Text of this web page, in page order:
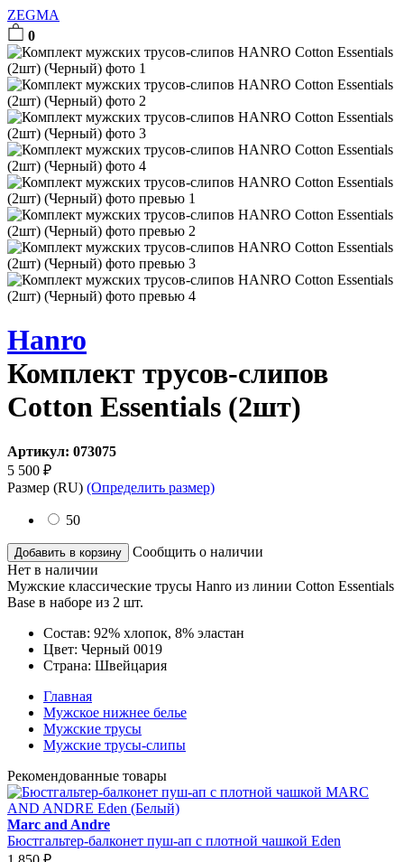
ZEGMA
0
Hanro
Комплект трусов-слипов
Cotton Essentials (2шт)
Артикул: 073075
5 500 ₽
Размер (RU) (Определить размер)
50
Добавить в корзину
Сообщить о наличии
Нет в наличии
Мужские классические трусы Hanro из линии Cotton Essentials
Base в наборе из 2 шт.
Состав: 92% хлопок, 8% эластан
Цвет: Черный 0019
Страна: Швейцария
Главная
Мужское нижнее белье
Мужские трусы
Мужские трусы-слипы
Рекомендованные товары
Marc and Andre
Бюстгальтер-балконет пуш-ап с плотной чашкой Eden